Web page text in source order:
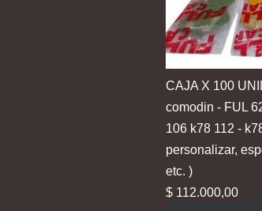
CAJA X 100
comodin - FUL
106 k78 112 -
personalizar,
etc. )
$112.000,00